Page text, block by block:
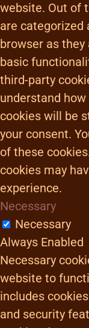
website. Out of
are categorized
browser as
basic
third-party
understand
cookies will be
your consent.
of these
cookies may
experience.
Necessary
Necessary
Always Enabled
Necessary
website to
includes
and security